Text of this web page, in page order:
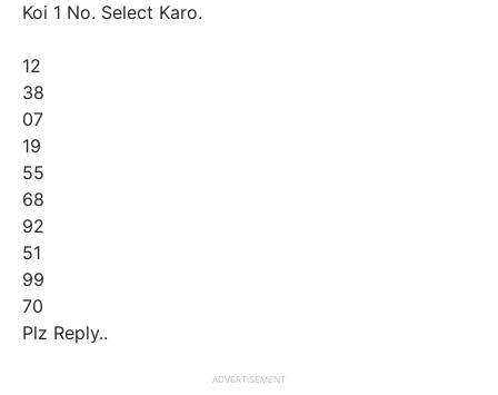
Koi 1 No. Select Karo.
12
38
07
19
55
68
92
51
99
70
Plz Reply..
ADVERTISEMENT